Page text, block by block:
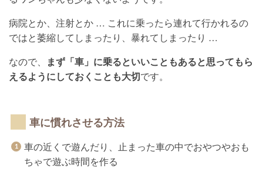
病院とか、注射とか … これに乗ったら連れて行かれるの
ではと萎縮してしまったり、暴れてしまったり …
なので、
まず「車」に乗るといいこともあると思ってもら
えるようにしておくことも大切です。
車に慣れさせる方法
車の近くで遊んだり、止まった車の中でおやつやおも
ちゃで遊ぶ時間を作る